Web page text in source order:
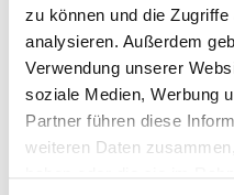
zu können und die
analysieren. Außerdem
Verwendung unserer
soziale Medien, Werbung
Partner führen diese
weiteren Daten
Beim Kauf dieses Artikels